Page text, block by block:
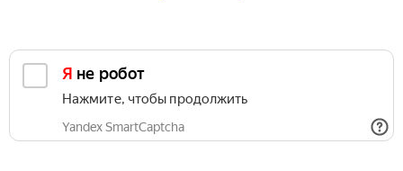
Я не робот
Нажмите, чтобы продолжить
Yandex SmartCaptcha